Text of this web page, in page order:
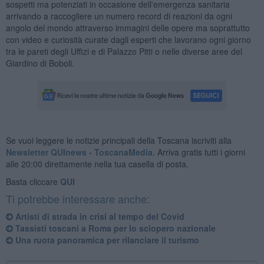
sospetti ma potenziati in occasione dell'emergenza sanitaria
arrivando a raccogliere un numero record di reazioni da ogni
angolo del mondo attraverso immagini delle opere ma soprattutto
con video e curiosità curate dagli esperti che lavorano ogni giorno
tra le pareti degli Uffizi e di Palazzo Pitti o nelle diverse aree del
Giardino di Boboli.
Se vuoi leggere le notizie principali della Toscana iscriviti alla
Newsletter QUInews - ToscanaMedia. Arriva gratis tutti i giorni
alle 20:00 direttamente nella tua casella di posta.
Basta cliccare QUI
Ti potrebbe interessare anche:
Artisti di strada in crisi al tempo del Covid
Tassisti toscani a Roma per lo sciopero nazionale
Una ruota panoramica per rilanciare il turismo